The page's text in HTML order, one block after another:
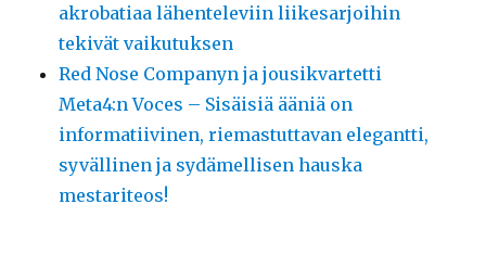
akrobatiaa lähenteleviin liikesarjoihin
tekivät vaikutuksen
Red Nose Companyn ja jousikvartetti
Meta4:n Voces – Sisäisiä ääniä on
informatiivinen, riemastuttavan elegantti,
syvällinen ja sydämellisen hauska
mestariteos!